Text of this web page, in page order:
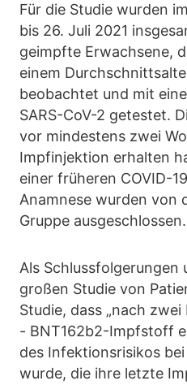
Für die Studie wurden
bis 26. Juli 2021
geimpfte Erwachsene,
einem
beobachtet und mit
SARS-CoV-2 getestet.
vor mindestens zwei
Impfinjektion erhalten
einer früheren COVID-
Anamnese wurden von
Gruppe ausgeschlossen.
Als Schlussfolgerungen
großen Studie von
Studie, dass „nach
- BNT162b2-Impfstoff
des Infektionsrisikos
wurde, die ihre letzte